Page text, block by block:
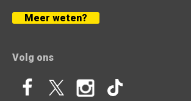
Meer weten?
Volg ons